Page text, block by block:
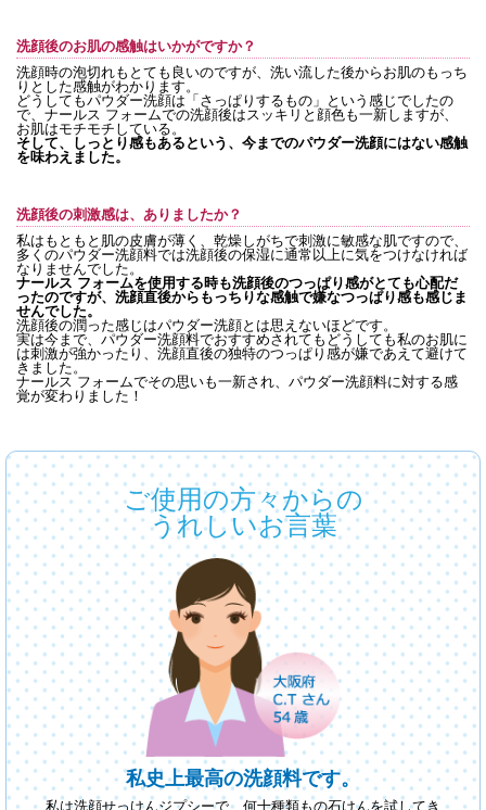
洗顔後のお肌の感触はいかがですか？
洗顔時の泡切れもとても良いのですが、洗い流した後からお肌のもっち
りとした感触がわかります。
どうしてもパウダー洗顔は「さっぱりするもの」という感じでしたの
で、ナールス フォームでの洗顔後はスッキリと顔色も一新しますが、
お肌はモチモチしている。
そして、しっとり感もあるという、今までのパウダー洗顔にはない感触
を味わえました。
洗顔後の刺激感は、ありましたか？
私はもともと肌の皮膚が薄く、乾燥しがちで刺激に敏感な肌ですので、
多くのパウダー洗顔料では洗顔後の保湿に通常以上に気をつけなければ
なりませんでした。
ナールス フォームを使用する時も洗顔後のつっぱり感がとても心配だ
ったのですが、洗顔直後からもっちりな感触で嫌なつっぱり感も感じま
せんでした。
洗顔後の潤った感じはパウダー洗顔とは思えないほどです。
実は今まで、パウダー洗顔料でおすすめされてもどうしても私のお肌に
は刺激が強かったり、洗顔直後の独特のつっぱり感が嫌であえて避けて
きました。
ナールス フォームでその思いも一新され、パウダー洗顔料に対する感
覚が変わりました！
ご使用の方々からの
うれしいお言葉
私史上最高の洗顔料です。
私は洗顔せっけんジプシーで、何十種類もの石けんを試してき